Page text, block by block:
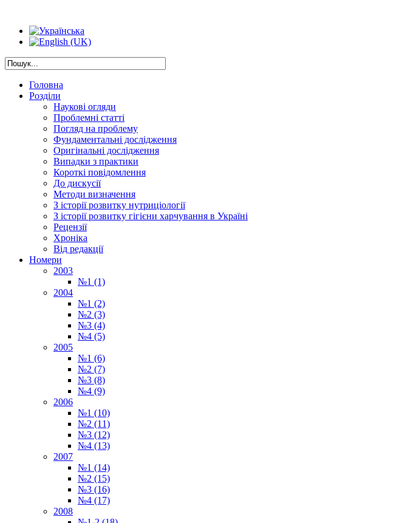
Головна
Розділи
Наукові огляди
Проблемні статті
Погляд на проблему
Фундаментальні дослідження
Оригінальні дослідження
Випадки з практики
Короткі повідомлення
До дискусії
Методи визначення
З історії розвитку нутриціології
З історії розвитку гігієни харчування в Україні
Рецензії
Хроніка
Від редакції
Номери
2003
№1 (1)
2004
№1 (2)
№2 (3)
№3 (4)
№4 (5)
2005
№1 (6)
№2 (7)
№3 (8)
№4 (9)
2006
№1 (10)
№2 (11)
№3 (12)
№4 (13)
2007
№1 (14)
№2 (15)
№3 (16)
№4 (17)
2008